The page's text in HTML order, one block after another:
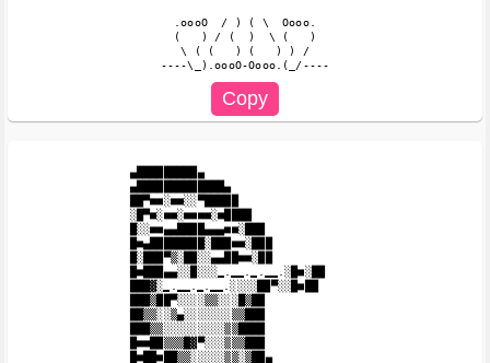
  .oooO  / ) ( \  Oooo.
  (   ) / (  )  \ (   )
   \ ( (   ) (   ) ) /
▄█████████▄
▄█████████████▄
██▀■■░■■░░▀█████
░█▀■░■■░■■■■░■████
█░░■■▄▄████▄▄▄■■░███
█■▄████████░███■■░███
█░███▀▒░██░░▄▄██■■░██
█■███▄▄░░█░░░̳.̳̳.̳.̳̳.░█■░██
███▓░̳.̳̳.̳.̳̳.░░░░██▀░░█■██
███▒██▀░░░░▒▒░░░█▒██
██▒▒░░▒▄░░░░░░░▒▒███
███▒▒░░░░░░░░░▒▒████
█■■██▒▒▒█▓▀░░░▒▒▒███
█■██■██▒▒░░░░░▒▒░▒██▄